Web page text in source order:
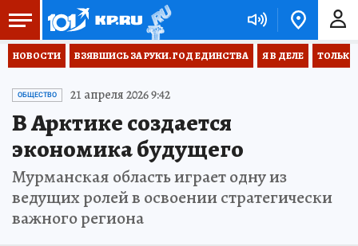
НОВОСТИ ВЗЯВШИСЬ ЗА РУКИ. ГОД ЕДИНСТВА Я В ДЕЛЕ ТОЛЬКО
ОБЩЕСТВО 21 апреля 2026 9:42
В Арктике создается
экономика будущего
Мурманская область играет одну из
ведущих ролей в освоении стратегически
важного региона